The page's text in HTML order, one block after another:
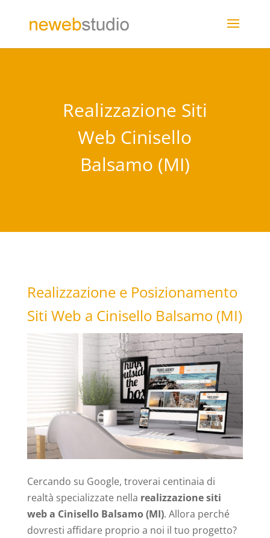
Realizzazione Siti
Web Cinisello
Balsamo (MI)
Realizzazione e Posizionamento
Siti Web a Cinisello Balsamo (MI)
Cercando su Google, troverai centinaia di
realtà specializzate nella realizzazione siti
web a Cinisello Balsamo (MI). Allora perché
dovresti affidare proprio a noi il tuo progetto?